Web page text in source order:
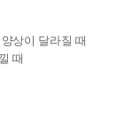
상이 달라질 때
때